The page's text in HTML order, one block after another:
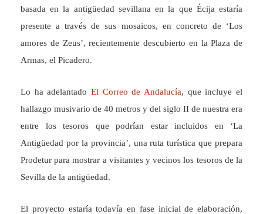
basada en la antigüedad sevillana en la que Écija estaría
presente a través de sus mosaicos, en concreto de ‘Los
amores de Zeus’, recientemente descubierto en la Plaza de
Armas, el Picadero.
Lo ha adelantado El Correo de Andalucía, que incluye el
hallazgo musivario de 40 metros y del siglo II de nuestra era
entre los tesoros que podrían estar incluidos en ‘La
Antigüedad por la provincia’, una ruta turística que prepara
Prodetur para mostrar a visitantes y vecinos los tesoros de la
Sevilla de la antigüedad.
El proyecto estaría todavía en fase inicial de elaboración,